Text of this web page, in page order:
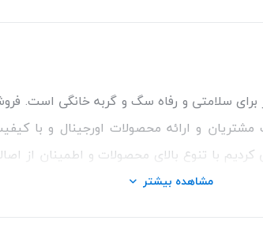
و ارائه محصولات اورجینال و با
با تنوع بالای محصولات و اطمینان از
برای دریافت مشاوره رایگان درمورد
مشاهده بیشتر